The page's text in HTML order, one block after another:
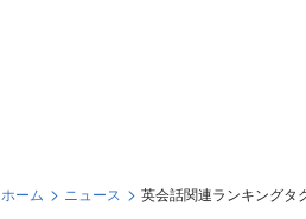
ホーム ニュース 英会話関連ランキングタ